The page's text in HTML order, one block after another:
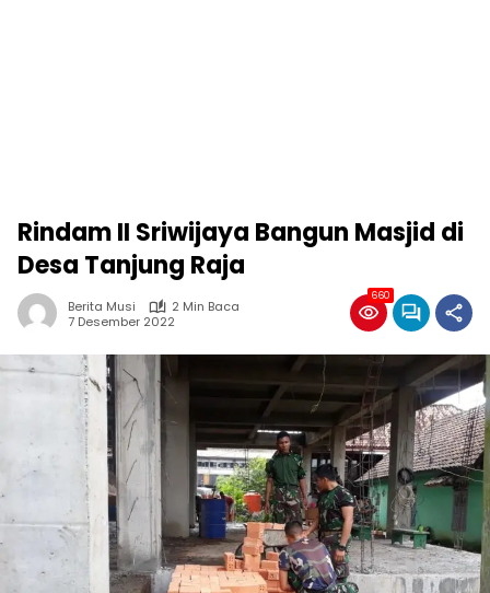
Rindam II Sriwijaya Bangun Masjid di
Desa Tanjung Raja
Berita Musi
2 Min Baca
7 Desember 2022
660